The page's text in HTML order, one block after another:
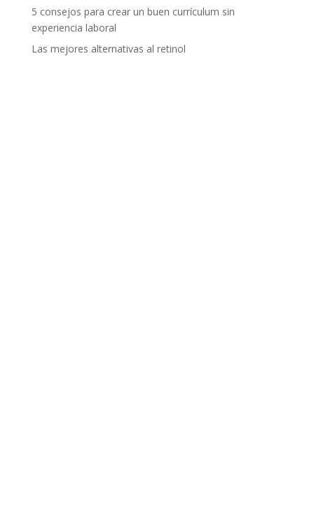
5 consejos para crear un buen currículum sin
experiencia laboral
Las mejores alternativas al retinol